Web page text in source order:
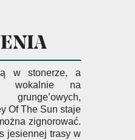
w stonerze, a
wokalnie na
Of The Sun staje
zignorować.
jesiennej trasy w